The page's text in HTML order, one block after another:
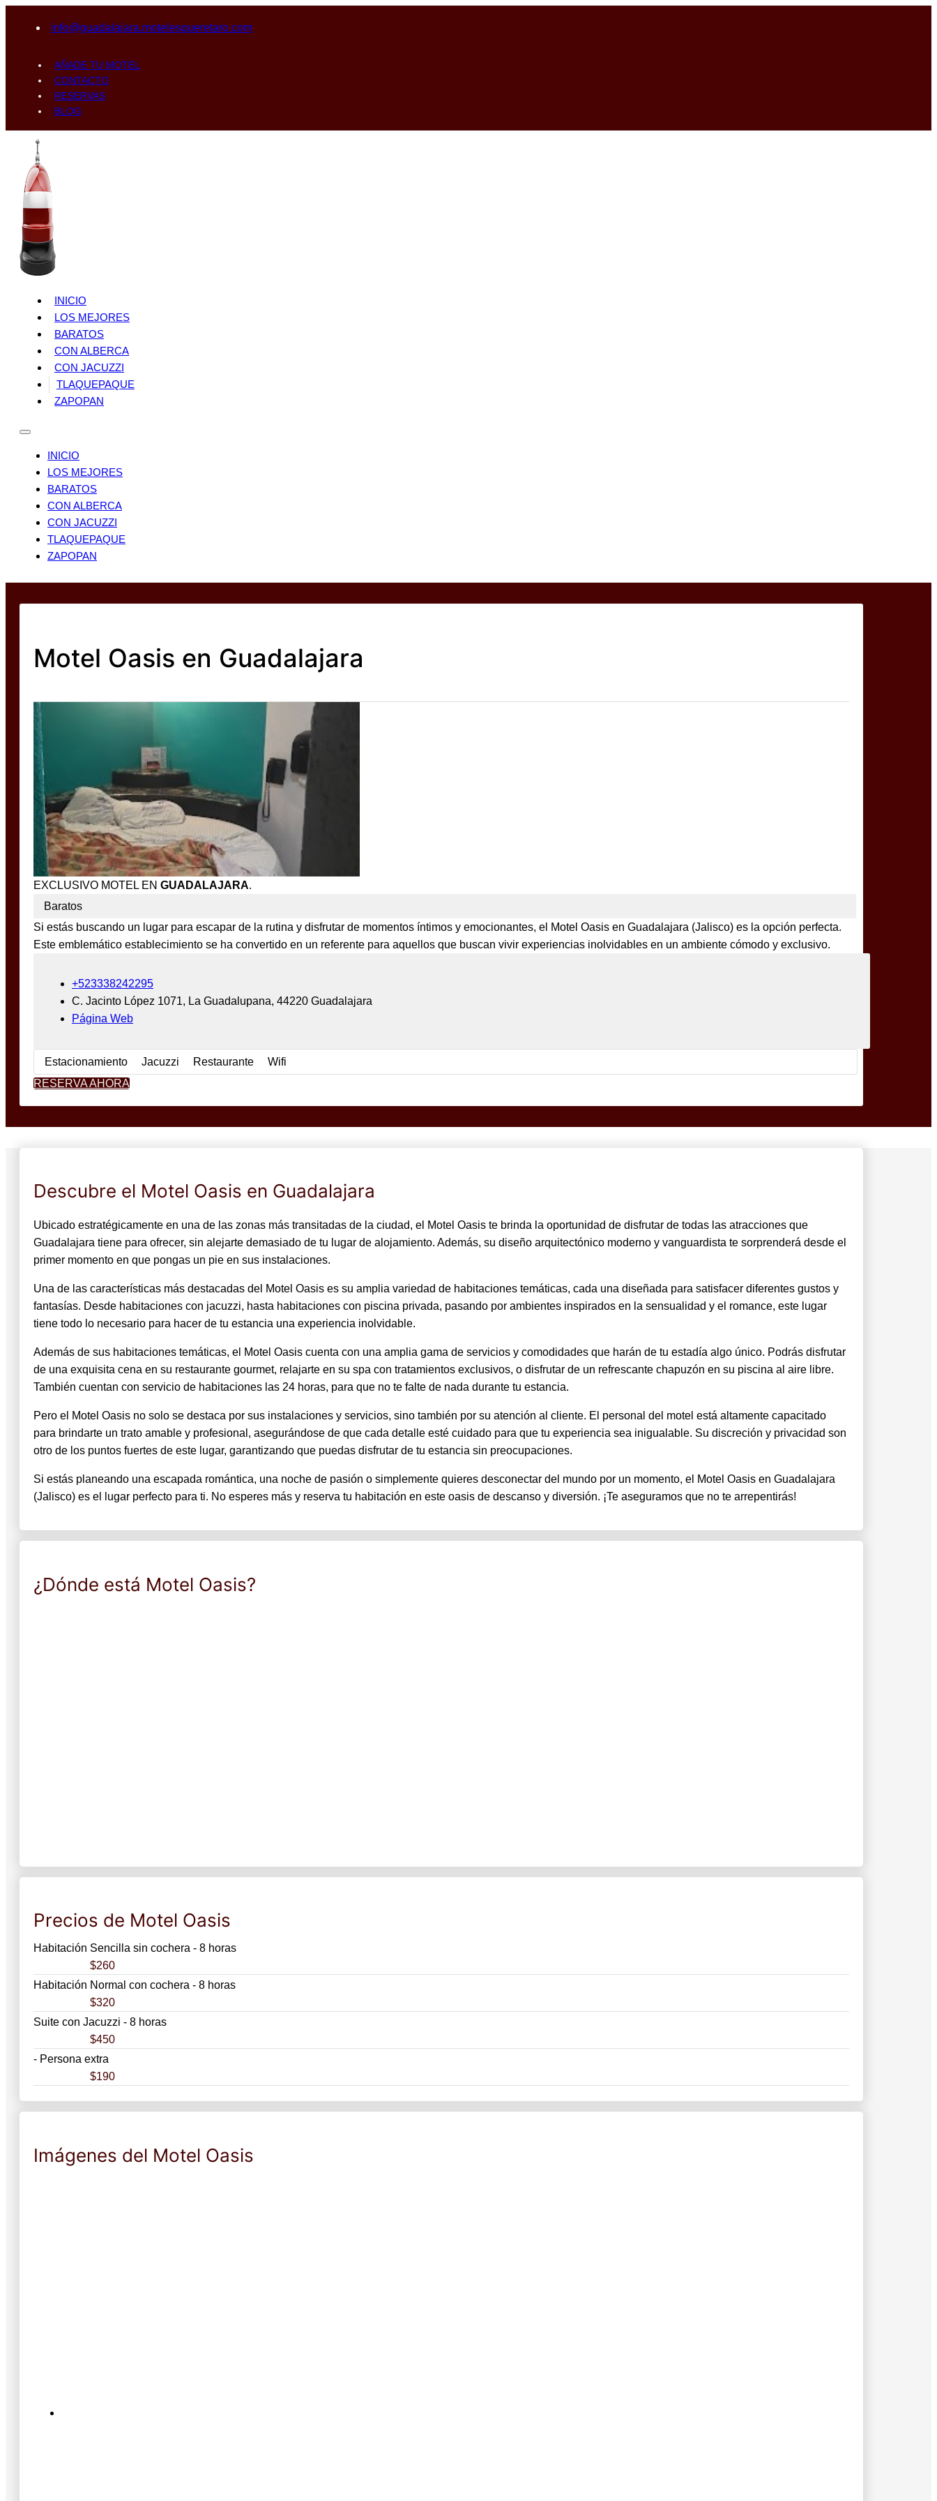
info@guadalajara.motelesqueretaro.com
AÑADE TU MOTEL
CONTACTO
RESERVAS
BLOG
INICIO
LOS MEJORES
BARATOS
CON ALBERCA
CON JACUZZI
TLAQUEPAQUE
ZAPOPAN
INICIO
LOS MEJORES
BARATOS
CON ALBERCA
CON JACUZZI
TLAQUEPAQUE
ZAPOPAN
Motel Oasis en Guadalajara
EXCLUSIVO MOTEL EN GUADALAJARA.
Baratos
Si estás buscando un lugar para escapar de la rutina y disfrutar de momentos íntimos y emocionantes, el Motel Oasis en Guadalajara (Jalisco) es la opción perfecta.
Este emblemático establecimiento se ha convertido en un referente para aquellos que buscan vivir experiencias inolvidables en un ambiente cómodo y exclusivo.
+523338242295
C. Jacinto López 1071, La Guadalupana, 44220 Guadalajara
Página Web
Estacionamiento Jacuzzi Restaurante
Wifi
RESERVA AHORA
Descubre el Motel Oasis en Guadalajara
Ubicado estratégicamente en una de las zonas más transitadas de la ciudad, el Motel Oasis te brinda la oportunidad de disfrutar de todas las atracciones que
Guadalajara tiene para ofrecer, sin alejarte demasiado de tu lugar de alojamiento. Además, su diseño arquitectónico moderno y vanguardista te sorprenderá desde el
primer momento en que pongas un pie en sus instalaciones.
Una de las características más destacadas del Motel Oasis es su amplia variedad de habitaciones temáticas, cada una diseñada para satisfacer diferentes gustos y
fantasías. Desde habitaciones con jacuzzi, hasta habitaciones con piscina privada, pasando por ambientes inspirados en la sensualidad y el romance, este lugar
tiene todo lo necesario para hacer de tu estancia una experiencia inolvidable.
Además de sus habitaciones temáticas, el Motel Oasis cuenta con una amplia gama de servicios y comodidades que harán de tu estadía algo único. Podrás disfrutar
de una exquisita cena en su restaurante gourmet, relajarte en su spa con tratamientos exclusivos, o disfrutar de un refrescante chapuzón en su piscina al aire libre.
También cuentan con servicio de habitaciones las 24 horas, para que no te falte de nada durante tu estancia.
Pero el Motel Oasis no solo se destaca por sus instalaciones y servicios, sino también por su atención al cliente. El personal del motel está altamente capacitado
para brindarte un trato amable y profesional, asegurándose de que cada detalle esté cuidado para que tu experiencia sea inigualable. Su discreción y privacidad son
otro de los puntos fuertes de este lugar, garantizando que puedas disfrutar de tu estancia sin preocupaciones.
Si estás planeando una escapada romántica, una noche de pasión o simplemente quieres desconectar del mundo por un momento, el Motel Oasis en Guadalajara
(Jalisco) es el lugar perfecto para ti. No esperes más y reserva tu habitación en este oasis de descanso y diversión. ¡Te aseguramos que no te arrepentirás!
¿Dónde está Motel Oasis?
Precios de Motel Oasis
Habitación Sencilla sin cochera - 8 horas
$260
Habitación Normal con cochera - 8 horas
$320
Suite con Jacuzzi - 8 horas
$450
- Persona extra
$190
Imágenes del Motel Oasis